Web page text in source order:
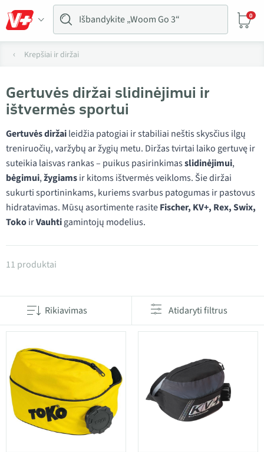
0
Krepšiai ir diržai
Gertuvės diržai slidinėjimui ir
ištvermės sportui
Gertuvės diržaileidžia patogiai ir stabiliai neštis skysčius ilgų
treniruočių, varžybų ar žygių metu. Diržas tvirtai laiko gertuvę ir
suteikia laisvas rankas – puikus pasirinkimasslidinėjimui,
bėgimui,žygiamsir kitoms ištvermės veikloms. Šie diržai
sukurti sportininkams, kuriems svarbus patogumas ir pastovus
hidratavimas. Mūsų asortimente rasiteFischer, KV+, Rex, Swix,
TokoirVauhtigamintojų modelius.
Produktai kategorijoje Gerdymo diržai
11 produktai
Rikiavimas Atidaryti filtrus